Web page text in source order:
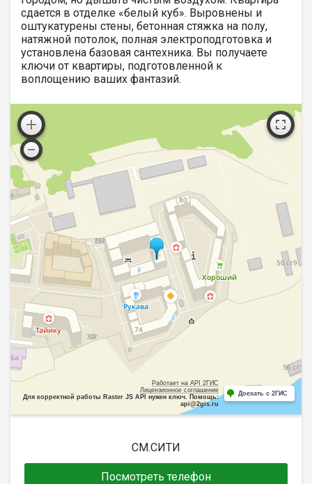
сдается в отделке «белый куб». Выровнены и
оштукатурены стены, бетонная стяжка на полу,
натяжной потолок, полная электроподготовка и
установлена базовая сантехника. Вы получаете
ключи от квартиры, подготовленной к
воплощению ваших фантазий.
Работает на API 2ГИС
Лицензионное соглашение
Для корректной работы Raster JS API нужен ключ. Помощь:
api@2gis.ru
Доехать с 2ГИС
СМ.СИТИ
Посмотреть телефон